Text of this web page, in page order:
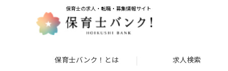
保育士の求人・転職・募集情報サイト
保育士バンク！とは 求人検索